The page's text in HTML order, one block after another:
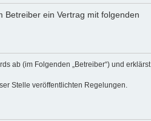
Betreiber ein Vertrag mit folgenden
ab (im Folgenden „Betreiber“) und erklärst
Stelle veröffentlichten Regelungen.